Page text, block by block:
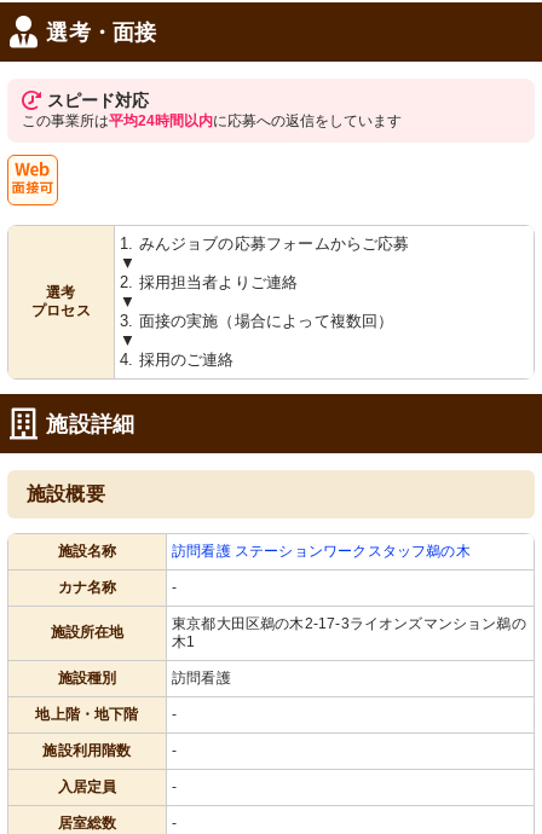
選考・面接
スピード対応
この事業所は平均24時間以内に応募への返信をしています
選考
プロセス
1. みんジョブの応募フォームからご応募
▼
2. 採用担当者よりご連絡
▼
3. 面接の実施（場合によって複数回）
▼
4. 採用のご連絡
施設詳細
施設概要
施設名称 訪問看護 ステーションワークスタッフ鵜の木
カナ名称 -
施設所在地
東京都大田区鵜の木2-17-3ライオンズマンション鵜の
木1
施設種別 訪問看護
地上階・地下階 -
施設利用階数 -
入居定員 -
居室総数 -